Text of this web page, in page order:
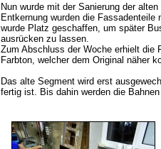
Nun wurde mit der Sanierung der
Entkernung wurden die
wurde Platz geschaffen, um später
ausrücken zu lassen.
Zum Abschluss der Woche erhielt die
Farbton, welcher dem Original näher
Das alte Segment wird erst
fertig ist. Bis dahin werden die